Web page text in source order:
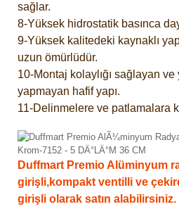
sağlar.
8-Yüksek hidrostatik basınca
9-Yüksek kalitedeki kaynaklı
uzun ömürlüdür.
10-Montaj kolaylığı sağlayan ve
yapmayan hafif yapı.
11-Delinmelere ve patlamalara
Duffmart Premio Alüminyum
girişli,kompakt ventilli ve
girişli olarak satın alabilirsiniz.